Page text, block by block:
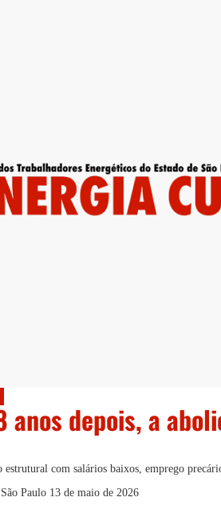
anos depois, a
estrutural com salários baixos, emprego
Paulo 13 de maio de 2026